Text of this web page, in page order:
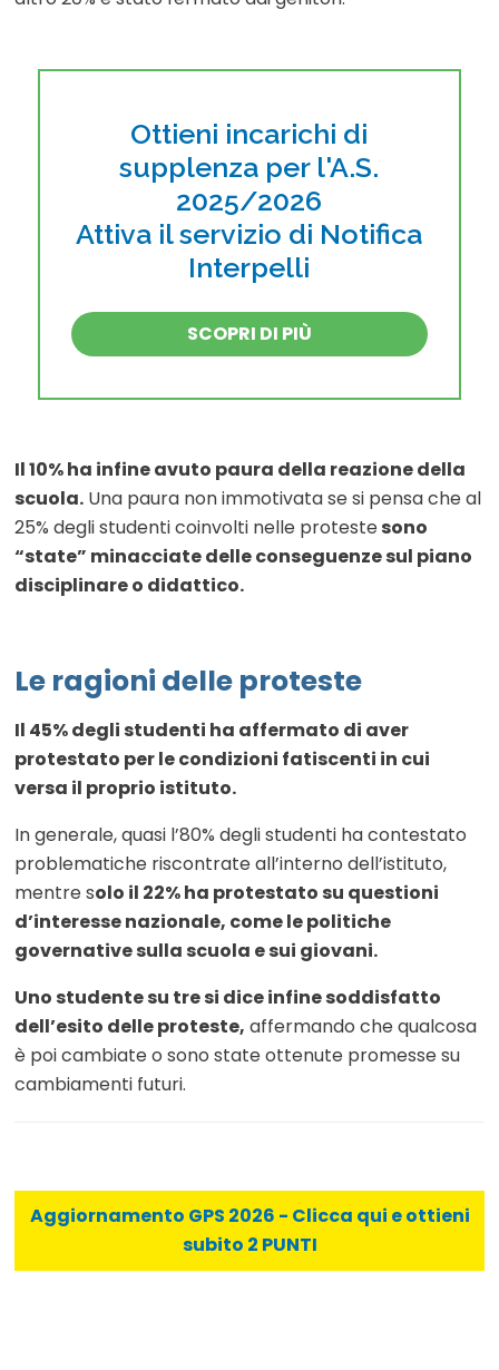
Ottieni incarichi di
supplenza per l'A.S.
2025/2026
Attiva il servizio di Notifica
Interpelli
SCOPRI DI PIÙ
Il 10% ha infine avuto paura della reazione della
scuola. Una paura non immotivata se si pensa che al
25% degli studenti coinvolti nelle protestesono
“state” minacciate delle conseguenze sul piano
disciplinare o didattico.
Le ragioni delle proteste
Il 45% degli studenti ha affermato di aver
protestato per le condizioni fatiscenti in cui
versa il proprio istituto.
In generale, quasi l’80% degli studenti ha contestato
problematiche riscontrate all’interno dell’istituto,
mentre solo il 22% ha protestato su questioni
d’interesse nazionale, come le politiche
governative sulla scuola e sui giovani.
Uno studente su tre si dice infine soddisfatto
dell’esito delle proteste, affermando che qualcosa
è poi cambiate o sono state ottenute promesse su
cambiamenti futuri.
Aggiornamento GPS 2026 - Clicca qui e ottieni
subito 2 PUNTI